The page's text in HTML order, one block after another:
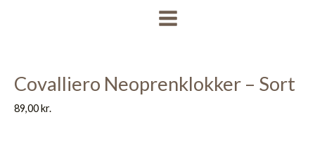
MAIN
Covalliero Neoprenklokker – Sort
89,00kr.